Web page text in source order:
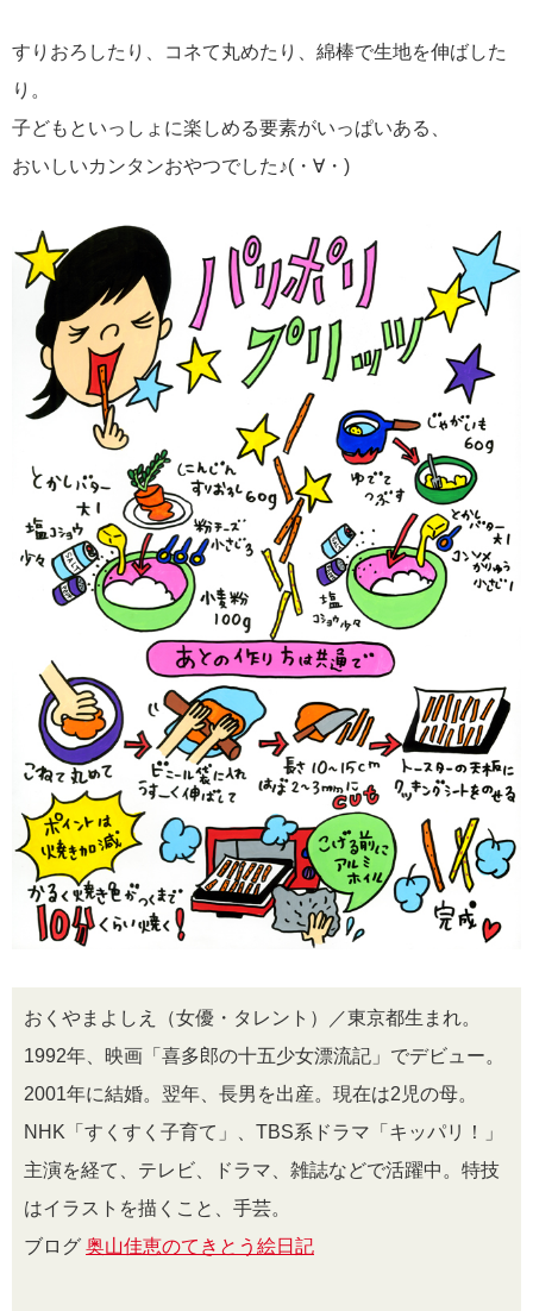
すりおろしたり、コネて丸めたり、綿棒で生地を伸ばした
り。
子どもといっしょに楽しめる要素がいっぱいある、
おいしいカンタンおやつでした♪(・∀・)
おくやまよしえ（女優・タレント）／東京都生まれ。
1992年、映画「喜多郎の十五少女漂流記」でデビュー。
2001年に結婚。翌年、長男を出産。現在は2児の母。
NHK「すくすく子育て」、TBS系ドラマ「キッパリ！」
主演を経て、テレビ、ドラマ、雑誌などで活躍中。特技
はイラストを描くこと、手芸。
ブログ 奥山佳恵のてきとう絵日記